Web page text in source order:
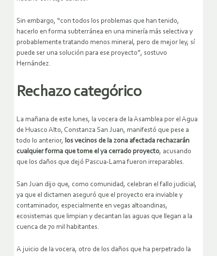
Sin embargo, “con todos los problemas que han tenido,
hacerlo en forma subterránea en una minería más selectiva y
probablemente tratando menos mineral, pero de mejor ley, sí
puede ser una solución para ese proyecto”, sostuvo
Hernández.
Rechazo categórico
La mañana de este lunes, la vocera de la Asamblea por el Agua
de Huasco Alto, Constanza San Juan, manifestó que pese a
todo lo anterior, los vecinos de la zona afectada rechazarán
cualquier forma que tome el ya cerrado proyecto, acusando
que los daños que dejó Pascua-Lama fueron irreparables.
San Juan dijo que, como comunidad, celebran el fallo judicial,
ya que el dictamen aseguró que el proyecto era inviable y
contaminador, especialmente en vegas altoandinas,
ecosistemas que limpian y decantan las aguas que llegan a la
cuenca de 70 mil habitantes.
A juicio de la vocera, otro de los daños que ha perpetrado la